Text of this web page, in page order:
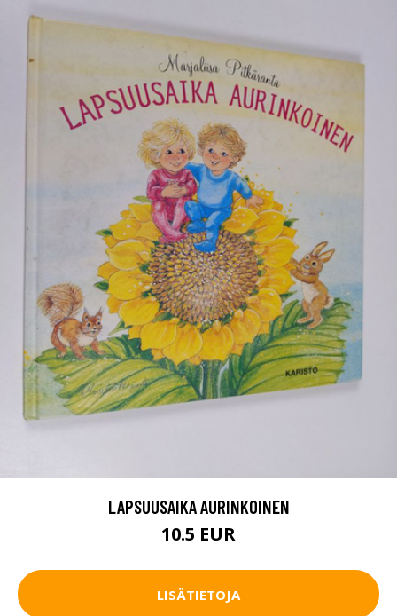
LAPSUUSAIKA AURINKOINEN
10.5 EUR
LISÄTIETOJA